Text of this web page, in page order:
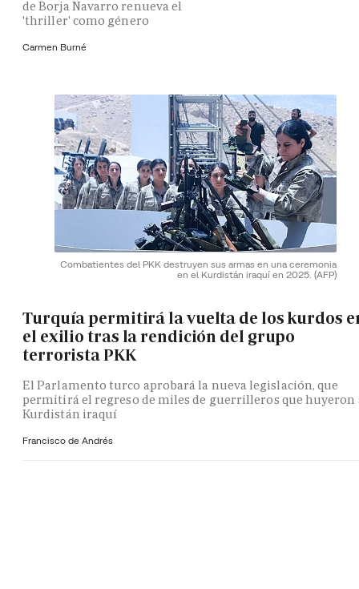
de Borja Navarro renueva el
'thriller' como género
Carmen Burné
Combatientes del PKK destruyen sus armas en una ceremonia
en el Kurdistán iraquí en 2025. (AFP)
Turquía permitirá la vuelta de los kurdos
el exilio tras la rendición del grupo
terrorista PKK
El Parlamento turco aprobará la nueva legislación, que
permitirá el regreso de miles de guerrilleros que huyeron
Kurdistán iraquí
Francisco de Andrés